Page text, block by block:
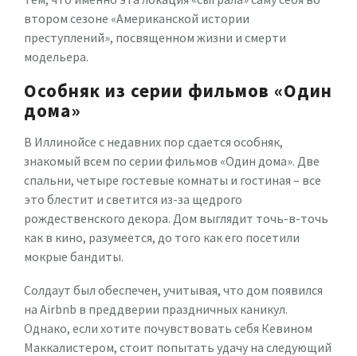
втором сезоне «Американской истории
преступлений», посвященном жизни и смерти
модельера.
Особняк из серии фильмов «Один
дома»
В Иллинойсе с недавних пор сдается особняк,
знакомый всем по серии фильмов «Один дома». Две
спальни, четыре гостевые комнаты и гостиная – все
это блестит и светится из-за щедрого
рождественского декора. Дом выглядит точь-в-точь
как в кино, разумеется, до того как его посетили
мокрые бандиты.
Солдаут был обеспечен, учитывая, что дом появился
на Airbnb в преддверии праздничных каникул.
Однако, если хотите почувствовать себя Кевином
Маккалистером, стоит попытать удачу на следующий